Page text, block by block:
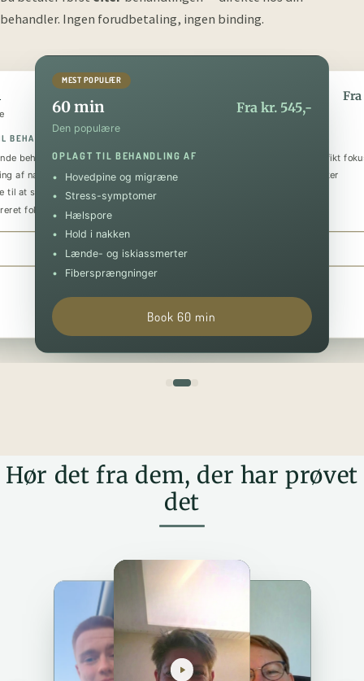
behandler. Ingen forudbetaling, ingen binding.
BEHANDLING AF
behandling
af nakke og skuldre
til at sænke stressniveauet
fokus på specifik skade
Book 30 min
MEST POPULÆR
60 min Fra kr. 545,-
Den populære
OPLAGT TIL BEHANDLING AF
Hovedpine og migræne
Stress-symptomer
Hælspore
Hold i nakken
Lænde- og iskiassmerter
Fibersprængninger
Book 60 min
Fra
Den luksuriøse
Helkropsmassage med et specifikt
Behandling af flere problematikker
Hør det fra dem, der har prøvet
det